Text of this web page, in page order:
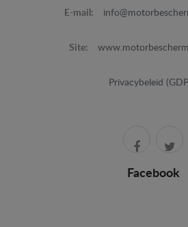
E-mail:
Site:
Privacybeleid
Facebook